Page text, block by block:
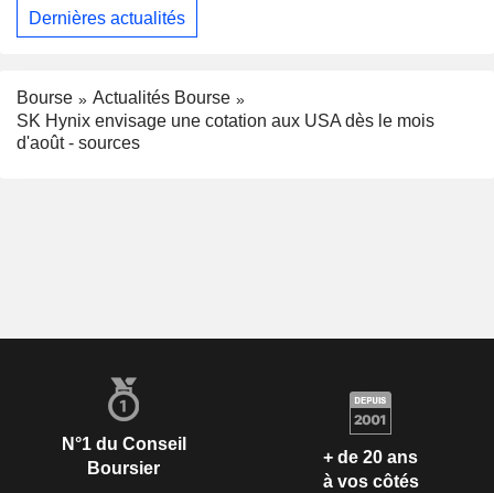
Dernières actualités
Bourse
Actualités Bourse
SK Hynix envisage une cotation aux USA dès le mois
d'août - sources
N°1 du Conseil
Boursier
+ de 20 ans
à vos côtés